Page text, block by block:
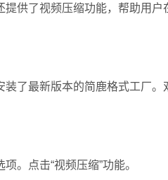
供了视频压缩功能，帮助用
了最新版本的简鹿格式工厂。
。 点击“视频压缩”功能。